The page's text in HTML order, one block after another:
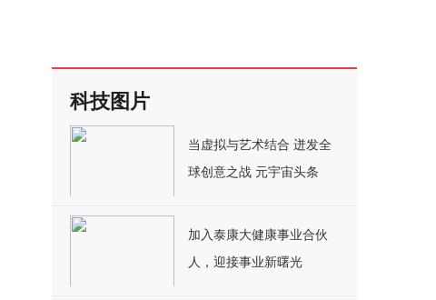
科技图片
当虚拟与艺术结合 迸发全
球创意之战 元宇宙头条
经开赛
加入泰康大健康事业合伙
人，迎接事业新曙光